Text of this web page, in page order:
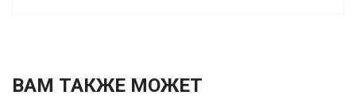
ВАМ ТАКЖЕ МОЖЕТ